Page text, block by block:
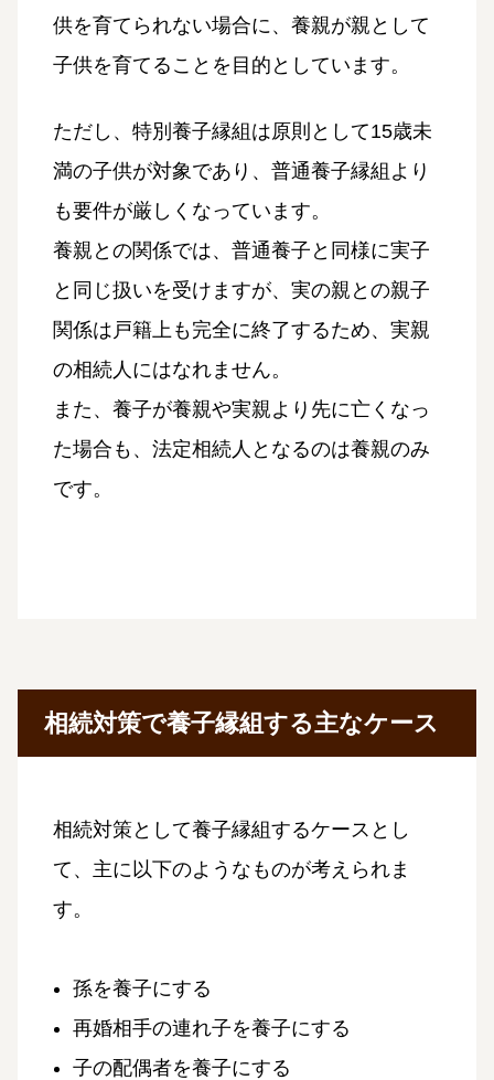
供を育てられない場合に、養親が親として
子供を育てることを目的としています。
ただし、特別養子縁組は原則として15歳未
満の子供が対象であり、普通養子縁組より
も要件が厳しくなっています。
養親との関係では、普通養子と同様に実子
と同じ扱いを受けますが、実の親との親子
関係は戸籍上も完全に終了するため、実親
の相続人にはなれません。
また、養子が養親や実親より先に亡くなっ
た場合も、法定相続人となるのは養親のみ
です。
相続対策で養子縁組する主なケース
相続対策として養子縁組するケースとし
て、主に以下のようなものが考えられま
す。
孫を養子にする
再婚相手の連れ子を養子にする
子の配偶者を養子にする